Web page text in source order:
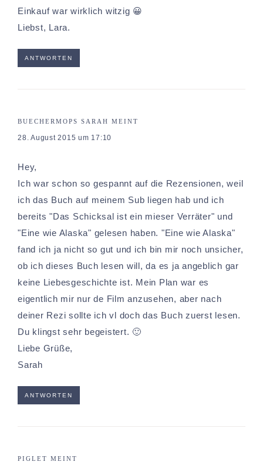
Einkauf war wirklich witzig 😀
Liebst, Lara.
ANTWORTEN
BUECHERMOPS SARAH MEINT
28. August 2015 um 17:10
Hey,
Ich war schon so gespannt auf die Rezensionen, weil
ich das Buch auf meinem Sub liegen hab und ich
bereits "Das Schicksal ist ein mieser Verräter" und
"Eine wie Alaska" gelesen haben. "Eine wie Alaska"
fand ich ja nicht so gut und ich bin mir noch unsicher,
ob ich dieses Buch lesen will, da es ja angeblich gar
keine Liebesgeschichte ist. Mein Plan war es
eigentlich mir nur de Film anzusehen, aber nach
deiner Rezi sollte ich vl doch das Buch zuerst lesen.
Du klingst sehr begeistert. 🙂
Liebe Grüße,
Sarah
ANTWORTEN
PIGLET MEINT